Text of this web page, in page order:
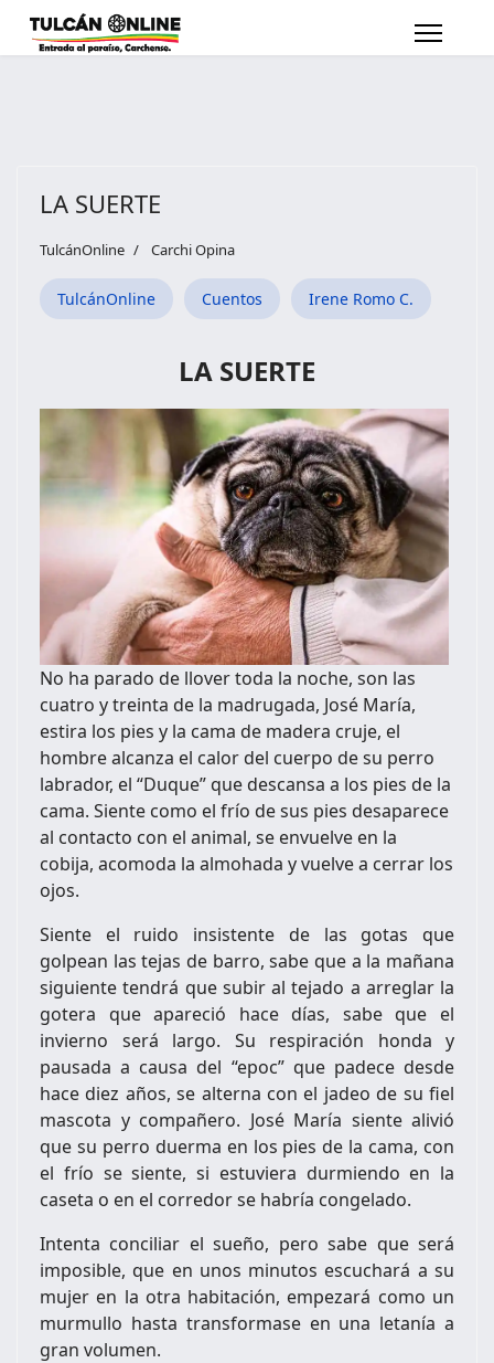
LA SUERTE
TulcánOnline Carchi Opina
TulcánOnline Cuentos Irene Romo C.
LA SUERTE
No ha parado de llover toda la noche, son las
cuatro y treinta de la madrugada, José María,
estira los pies y la cama de madera cruje, el
hombre alcanza el calor del cuerpo de su perro
labrador, el “Duque” que descansa a los pies de la
cama. Siente como el frío de sus pies desaparece
al contacto con el animal, se envuelve en la
cobija, acomoda la almohada y vuelve a cerrar los
ojos.
Siente el ruido insistente de las gotas que
golpean las tejas de barro, sabe que a la mañana
siguiente tendrá que subir al tejado a arreglar la
gotera que apareció hace días, sabe que el
invierno será largo. Su respiración honda y
pausada a causa del “epoc” que padece desde
hace diez años, se alterna con el jadeo de su fiel
mascota y compañero. José María siente alivió
que su perro duerma en los pies de la cama, con
el frío se siente, si estuviera durmiendo en la
caseta o en el corredor se habría congelado.
Intenta conciliar el sueño, pero sabe que será
imposible, que en unos minutos escuchará a su
mujer en la otra habitación, empezará como un
murmullo hasta transformase en una letanía a
gran volumen.